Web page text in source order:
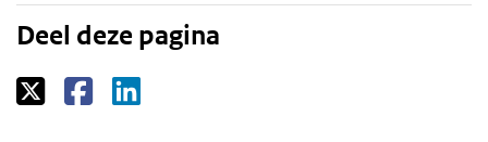
Deel deze pagina